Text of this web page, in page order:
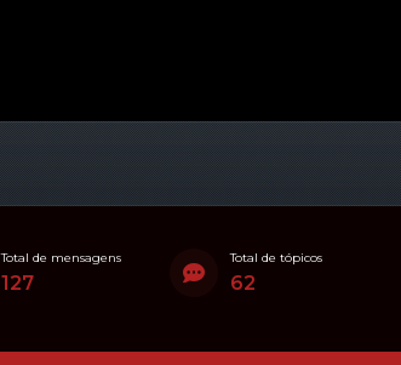
Total de mensagens
127
Total de tópicos
62